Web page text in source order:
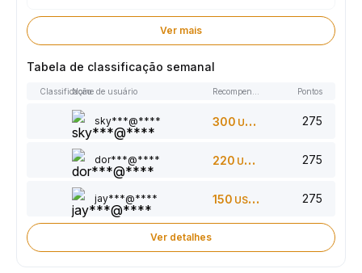
Ver mais
Tabela de classificação semanal
ClassificaçãoNome de usuário Pontos
sky***@**** 300 USDT 275
dor***@**** 220 USDT 275
jay***@**** 150 USDT 275
Ver detalhes